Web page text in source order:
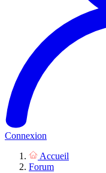
Connexion
Accueil
Forum